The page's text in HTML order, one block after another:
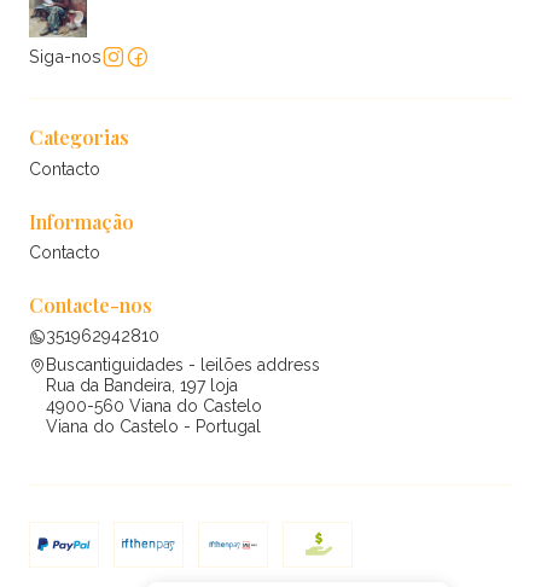
Siga-nos
Categorias
Contacto
Informação
Contacto
Contacte-nos
351962942810
Buscantiguidades - leilões address
Rua da Bandeira, 197 loja
4900-560 Viana do Castelo
Viana do Castelo - Portugal